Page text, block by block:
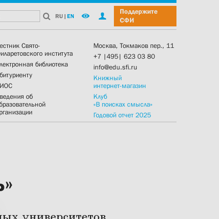
RU | EN
Поддержите
СФИ
Свято-
института
библиотека
об
Москва, Токмаков пер., 11
+7 |495| 623 03 80
info@edu.sfi.ru
Книжный
интернет-магазин
Клуб
«В поисках смысла»
Годовой отчет 2025